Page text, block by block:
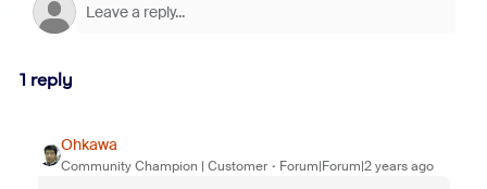
1 reply
Ohkawa
Community Champion | Customer Forum|Forum|2 years ago